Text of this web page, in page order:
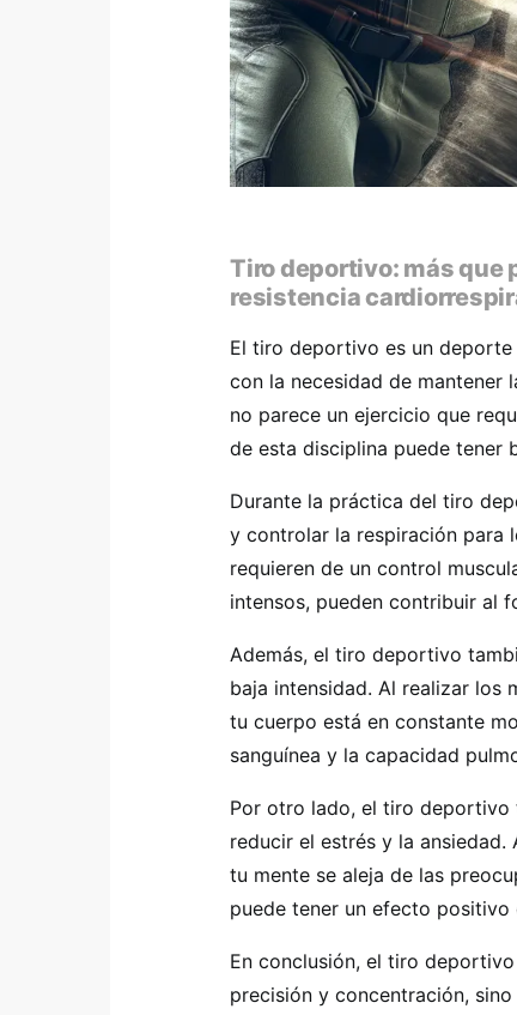
Tiro deportivo: más que
resistencia
El tiro deportivo es un
con la necesidad de mantener
no parece un ejercicio que
de esta disciplina puede tener
Durante la práctica del tiro
y controlar la respiración para
requieren de un control
intensos, pueden contribuir al
Además, el tiro deportivo
baja intensidad. Al realizar los
tu cuerpo está en constante
sanguínea y la capacidad
Por otro lado, el tiro deportivo
reducir el estrés y la
tu mente se aleja de las
puede tener un efecto positivo
En conclusión, el tiro
precisión y concentración,